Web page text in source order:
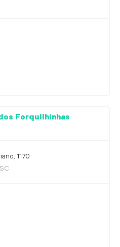
Forquilhinhas
1170